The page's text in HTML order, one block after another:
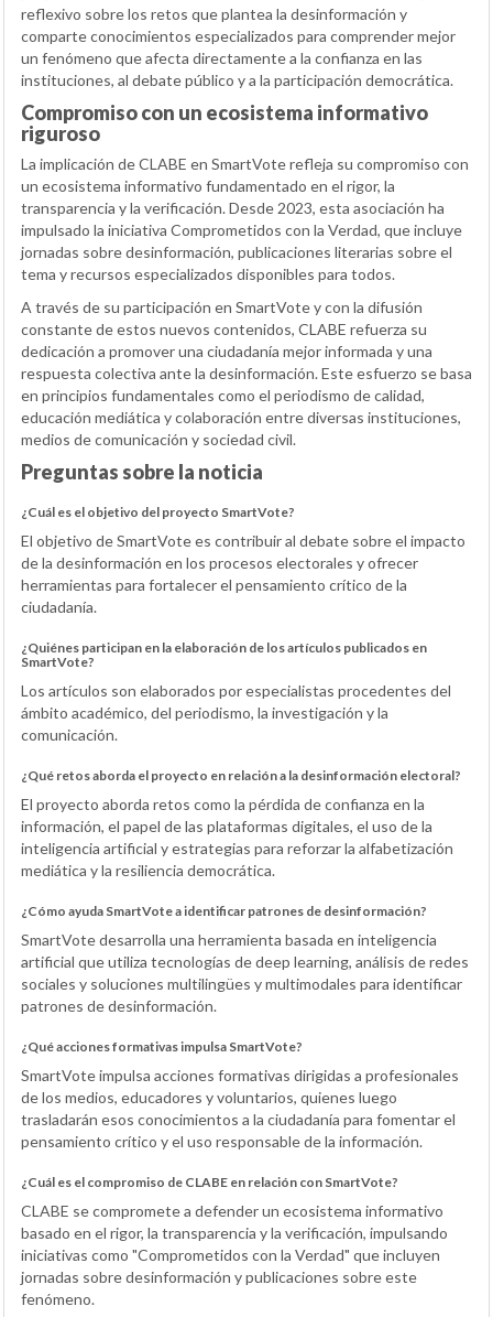
reflexivo sobre los retos que plantea la desinformación y
comparte conocimientos especializados para comprender mejor
un fenómeno que afecta directamente a la confianza en las
instituciones, al debate público y a la participación democrática.
Compromiso con un ecosistema informativo
riguroso
La implicación de CLABE en SmartVote refleja su compromiso con
un ecosistema informativo fundamentado en el rigor, la
transparencia y la verificación. Desde 2023, esta asociación ha
impulsado la iniciativa Comprometidos con la Verdad, que incluye
jornadas sobre desinformación, publicaciones literarias sobre el
tema y recursos especializados disponibles para todos.
A través de su participación en SmartVote y con la difusión
constante de estos nuevos contenidos, CLABE refuerza su
dedicación a promover una ciudadanía mejor informada y una
respuesta colectiva ante la desinformación. Este esfuerzo se basa
en principios fundamentales como el periodismo de calidad,
educación mediática y colaboración entre diversas instituciones,
medios de comunicación y sociedad civil.
Preguntas sobre la noticia
¿Cuál es el objetivo del proyecto SmartVote?
El objetivo de SmartVote es contribuir al debate sobre el impacto
de la desinformación en los procesos electorales y ofrecer
herramientas para fortalecer el pensamiento crítico de la
ciudadanía.
¿Quiénes participan en la elaboración de los artículos publicados en
SmartVote?
Los artículos son elaborados por especialistas procedentes del
ámbito académico, del periodismo, la investigación y la
comunicación.
¿Qué retos aborda el proyecto en relación a la desinformación electoral?
El proyecto aborda retos como la pérdida de confianza en la
información, el papel de las plataformas digitales, el uso de la
inteligencia artificial y estrategias para reforzar la alfabetización
mediática y la resiliencia democrática.
¿Cómo ayuda SmartVote a identificar patrones de desinformación?
SmartVote desarrolla una herramienta basada en inteligencia
artificial que utiliza tecnologías de deep learning, análisis de redes
sociales y soluciones multilingües y multimodales para identificar
patrones de desinformación.
¿Qué acciones formativas impulsa SmartVote?
SmartVote impulsa acciones formativas dirigidas a profesionales
de los medios, educadores y voluntarios, quienes luego
trasladarán esos conocimientos a la ciudadanía para fomentar el
pensamiento crítico y el uso responsable de la información.
¿Cuál es el compromiso de CLABE en relación con SmartVote?
CLABE se compromete a defender un ecosistema informativo
basado en el rigor, la transparencia y la verificación, impulsando
iniciativas como "Comprometidos con la Verdad" que incluyen
jornadas sobre desinformación y publicaciones sobre este
fenómeno.